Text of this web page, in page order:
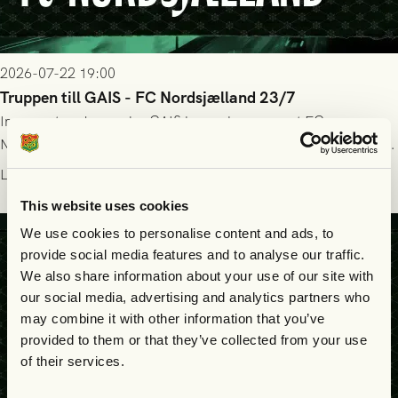
This website uses cookies
We use cookies to personalise content and ads, to
provide social media features and to analyse our traffic.
We also share information about your use of our site with
our social media, advertising and analytics partners who
may combine it with other information that you’ve
provided to them or that they’ve collected from your use
of their services.
2026-07-22 19:00
Truppen till GAIS - FC Nordsjælland 23/7
Imorgon torsdag spelar GAIS herrar hemma mot FC
Nordsjælland på Gamla Ullevi med avspark kl 19.00! Fredrik
Holmberg och ledarstaben har tagit ut följande trupp till
Läs mer